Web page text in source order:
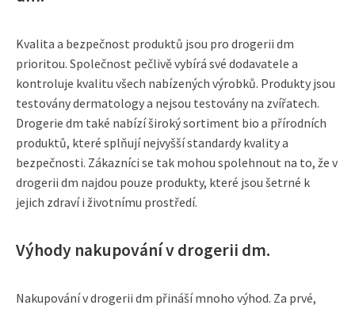
Kvalita a bezpečnost produktů jsou pro drogerii dm
prioritou. Společnost pečlivě vybírá své dodavatele a
kontroluje kvalitu všech nabízených výrobků. Produkty jsou
testovány dermatology a nejsou testovány na zvířatech.
Drogerie dm také nabízí široký sortiment bio a přírodních
produktů, které splňují nejvyšší standardy kvality a
bezpečnosti. Zákazníci se tak mohou spolehnout na to, že v
drogerii dm najdou pouze produkty, které jsou šetrné k
jejich zdraví i životnímu prostředí.
Výhody nakupování v drogerii dm.
Nakupování v drogerii dm přináší mnoho výhod. Za prvé,